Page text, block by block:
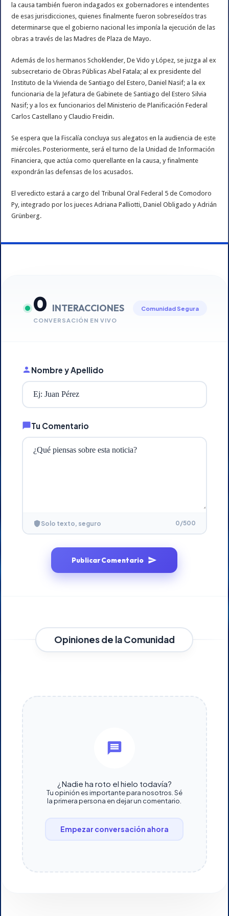
la causa también fueron indagados ex gobernadores e intendentes
de esas jurisdicciones, quienes finalmente fueron sobreseídos tras
determinarse que el gobierno nacional les imponía la ejecución de las
obras a través de las Madres de Plaza de Mayo.
Además de los hermanos Schoklender, De Vido y López, se juzga al ex
subsecretario de Obras Públicas Abel Fatala; al ex presidente del
Instituto de la Vivienda de Santiago del Estero, Daniel Nasif; a la ex
funcionaria de la Jefatura de Gabinete de Santiago del Estero Silvia
Nasif; y a los ex funcionarios del Ministerio de Planificación Federal
Carlos Castellano y Claudio Freidin.
Se espera que la Fiscalía concluya sus alegatos en la audiencia de este
miércoles. Posteriormente, será el turno de la Unidad de Información
Financiera, que actúa como querellante en la causa, y finalmente
expondrán las defensas de los acusados.
El veredicto estará a cargo del Tribunal Oral Federal 5 de Comodoro
Py, integrado por los jueces Adriana Palliotti, Daniel Obligado y Adrián
Grünberg.
0 INTERACCIONES
CONVERSACIÓN EN VIVO
Comunidad Segura
Nombre y Apellido
Tu Comentario
Solo texto, seguro 0/500
Publicar Comentario
Opiniones de la Comunidad
¿Nadie ha roto el hielo todavía?
Tu opinión es importante para nosotros. Sé
la primera persona en dejar un comentario.
Empezar conversación ahora